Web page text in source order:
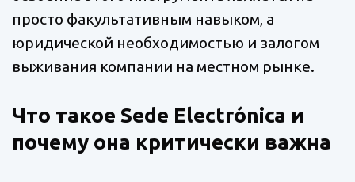
просто факультативным навыком, а
юридической необходимостью и залогом
выживания компании на местном рынке.
Что такое Sede Electrónica и
почему она критически важна